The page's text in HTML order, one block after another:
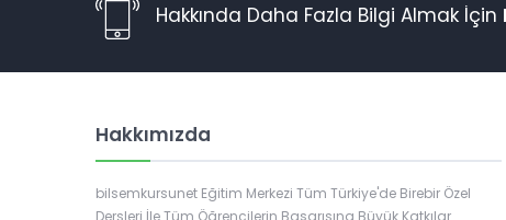
Hakkında Daha Fazla Bilgi Almak İçin
Hakkımızda
bilsemkursunet Eğitim Merkezi Tüm Türkiye'de Birebir Özel
Müşteri Temsilcisi